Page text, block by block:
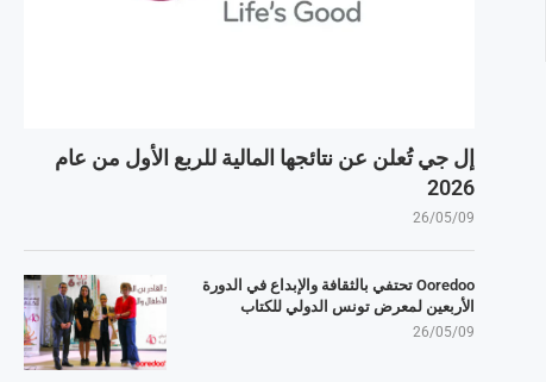
إل جي تُعلن عن نتائجها المالية للربع الأول من عام
2026
26/05/09
Ooredoo تحتفي بالثقافة والإبداع في الدورة
الأربعين لمعرض تونس الدولي للكتاب
26/05/09